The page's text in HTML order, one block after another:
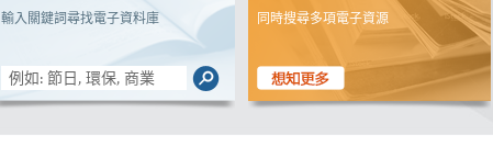
輸入關鍵詞尋找電子資料庫 同時搜尋多項電子資源